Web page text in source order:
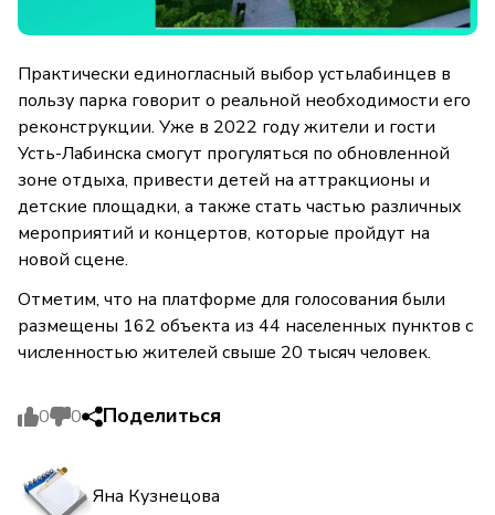
Практически единогласный выбор устьлабинцев в
пользу парка говорит о реальной необходимости его
реконструкции. Уже в 2022 году жители и гости
Усть-Лабинска смогут прогуляться по обновленной
зоне отдыха, привести детей на аттракционы и
детские площадки, а также стать частью различных
мероприятий и концертов, которые пройдут на
новой сцене.
Отметим, что на платформе для голосования были
размещены 162 объекта из 44 населенных пунктов с
численностью жителей свыше 20 тысяч человек.
0 0 Поделиться
Яна Кузнецова